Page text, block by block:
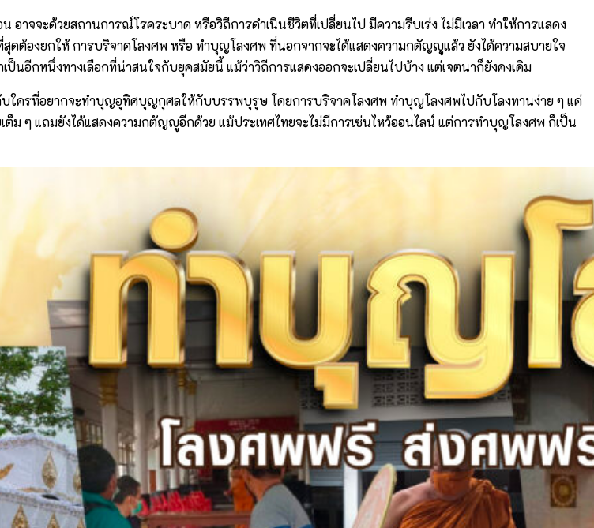
จจะด้วยสถานการณ์โรคระบาด หรือวิถีการดำเนินชีวิตที่เปลี่ยนไป มีความรีบเร่ง ไม่มีเวลา ทำให้การแสดง
ต้องยกให้ การบริจาคโลงศพ หรือ ทำบุญโลงศพ ที่นอกจากจะได้แสดงความกตัญญูแล้ว ยังได้ความสบายใจ
นอีกหนึ่งทางเลือกที่น่าสนใจกับยุคสมัยนี้ แม้ว่าวิถีการแสดงออกจะเปลี่ยนไปบ้าง แต่เจตนาก็ยังคงเดิม
ใครที่อยากจะทำบุญอุทิศบุญกุศลให้กับบรรพบุรุษ โดยการบริจาคโลงศพ ทำบุญโลงศพไปกับโลงทานง่าย ๆ แค่
ม ๆ แถมยังได้แสดงความกตัญญูอีกด้วย แม้ประเทศไทยจะไม่มีการเซ่นไหว้ออนไลน์ แต่การทำบุญโลงศพ ก็เป็น